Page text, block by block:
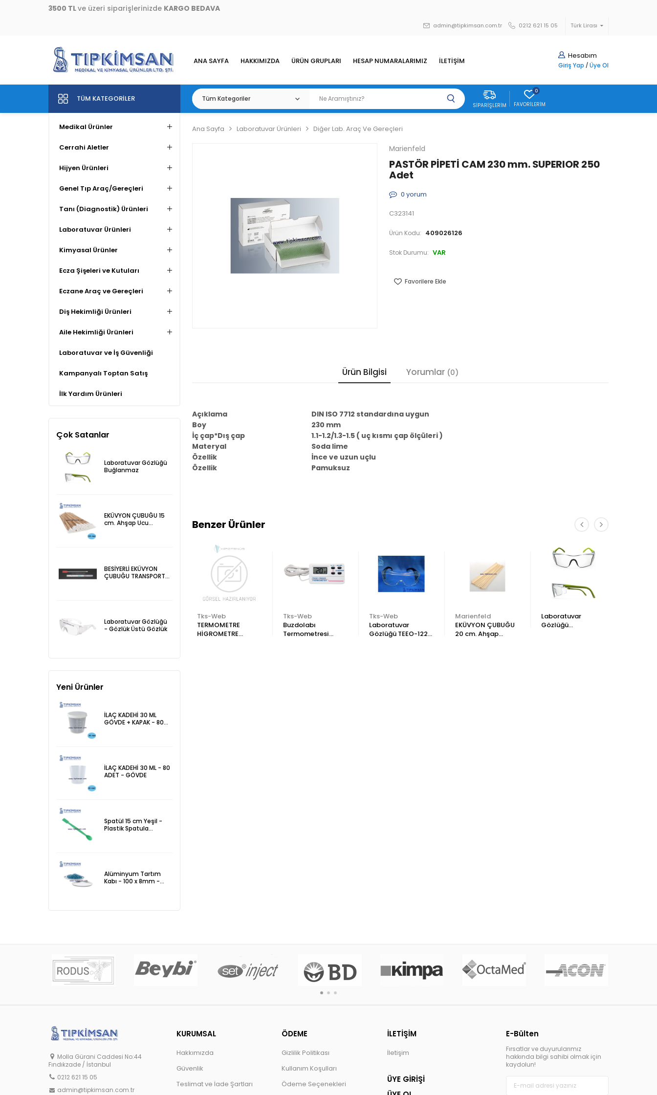
3500 TL ve üzeri siparişlerinizde KARGO BEDAVA
Türk Lirası
admin@tipkimsan.com.tr 0212 621 15 05
Hesabım
Giriş Yap / Üye Ol
ANA SAYFA HAKKIMIZDA ÜRÜN GRUPLARI HESAP NUMARALARIMIZ İLETİŞİM
TÜM KATEGORILER
Medikal Ürünler
Cerrahi Aletler
Hijyen Ürünleri
Genel Tıp Araç/Gereçleri
Tanı (Diagnostik) Ürünleri
Laboratuvar Ürünleri
Kimyasal Ürünler
Ecza Şişeleri ve Kutuları
Eczane Araç ve Gereçleri
Diş Hekimliği Ürünleri
Aile Hekimliği Ürünleri
Laboratuvar ve İş Güvenliği
Kampanyalı Toptan Satış
İlk Yardım Ürünleri
SIPARIŞLERIM
0
FAVORILERIM
Ana Sayfa Laboratuvar Ürünleri Diğer Lab. Araç Ve Gereçleri
Marienfeld
PASTÖR PİPETİ CAM 230 mm. SUPERIOR 250
Adet
0 yorum
C323141
Ürün Kodu: 409026126
Stok Durumu: VAR
Favorilere Ekle
Ürün Bilgisi Yorumlar (0)
Açıklama
DIN ISO 7712 standardına uygun
Boy
230 mm
İç çap*Dış çap
1.1-1.2/1.3-1.5 ( uç kısmı çap ölçüleri )
Materyal
Soda lime
Özellik
İnce ve uzun uçlu
Özellik
Pamuksuz
Benzer Ürünler
TERMOMETRE -
HİGROMETRE - ISI
LABORATUVAR
Tks-Web
TERMOMETRE
HİGROMETRE
Tks-Web
Buzdolabı
Termometresi
Tks-Web
Laboratuvar
Gözlüğü TEEO-1220
Marienfeld
EKÜVYON ÇUBUĞU
20 cm. Ahşap
Laboratuvar
Gözlüğü
Çok Satanlar
Laboratuvar Gözlüğü
Buğlanmaz
EKÜVYON ÇUBUĞU 15
cm. Ahşap Ucu
BESİYERLİ EKÜVYON
ÇUBUĞU TRANSPORT
Laboratuvar Gözlüğü
- Gözlük Üstü Gözlük
Yeni Ürünler
İLAÇ KADEHİ 30 ML
GÖVDE + KAPAK - 80
İLAÇ KADEHİ 30 ML - 80
ADET - GÖVDE
Spatül 15 cm Yeşil -
Plastik Spatula
Alüminyum Tartım
Kabı - 100 x 8mm -
Molla Gürani Caddesi No:44
Fındıkzade / İstanbul
0212 621 15 05
admin@tipkimsan.com.tr
E-Bülten
Fırsatlar ve duyurularımız
hakkında bilgi sahibi olmak için
kaydolun!
KURUMSAL
Hakkımızda
Güvenlik
Teslimat ve İade Şartları
ÖDEME
Gizlilik Politikası
Kullanım Koşulları
Ödeme Seçenekleri
İLETİŞİM
İletişim
ÜYE GİRİŞİ